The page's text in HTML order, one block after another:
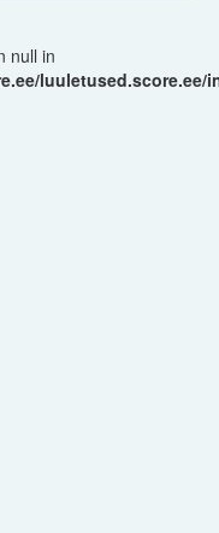
null in
luuletused.score.ee/